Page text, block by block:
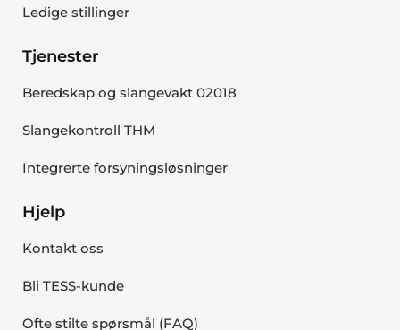
Ledige stillinger
Tjenester
Beredskap og slangevakt 02018
Slangekontroll THM
Integrerte forsyningsløsninger
Hjelp
Kontakt oss
Bli TESS-kunde
Ofte stilte spørsmål (FAQ)